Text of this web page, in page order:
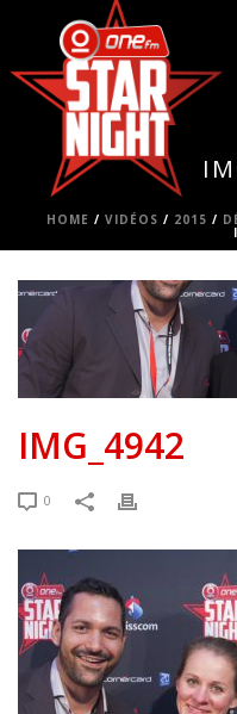
HOME / VIDÉOS / 2015 /
IMG_4942
0